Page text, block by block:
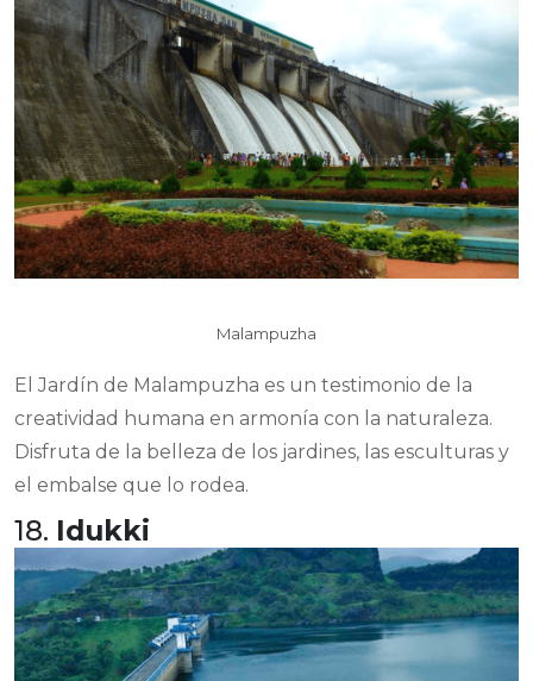
Malampuzha
El Jardín de Malampuzha es un testimonio de la
creatividad humana en armonía con la naturaleza.
Disfruta de la belleza de los jardines, las esculturas y
el embalse que lo rodea.
18. Idukki